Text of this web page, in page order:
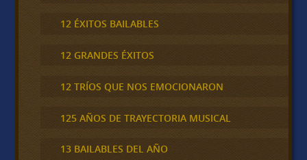
12 ÉXITOS BAILABLES
12 GRANDES ÉXITOS
12 TRÍOS QUE NOS EMOCIONARON
125 AÑOS DE TRAYECTORIA MUSICAL
13 BAILABLES DEL AÑO